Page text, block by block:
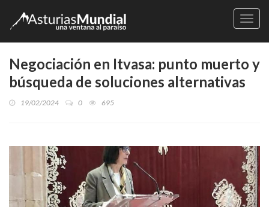
Negociación en Itvasa: punto muerto y
búsqueda de soluciones alternativas
19/02/2024 0 695